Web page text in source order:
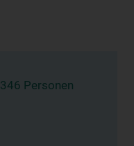
346 Personen